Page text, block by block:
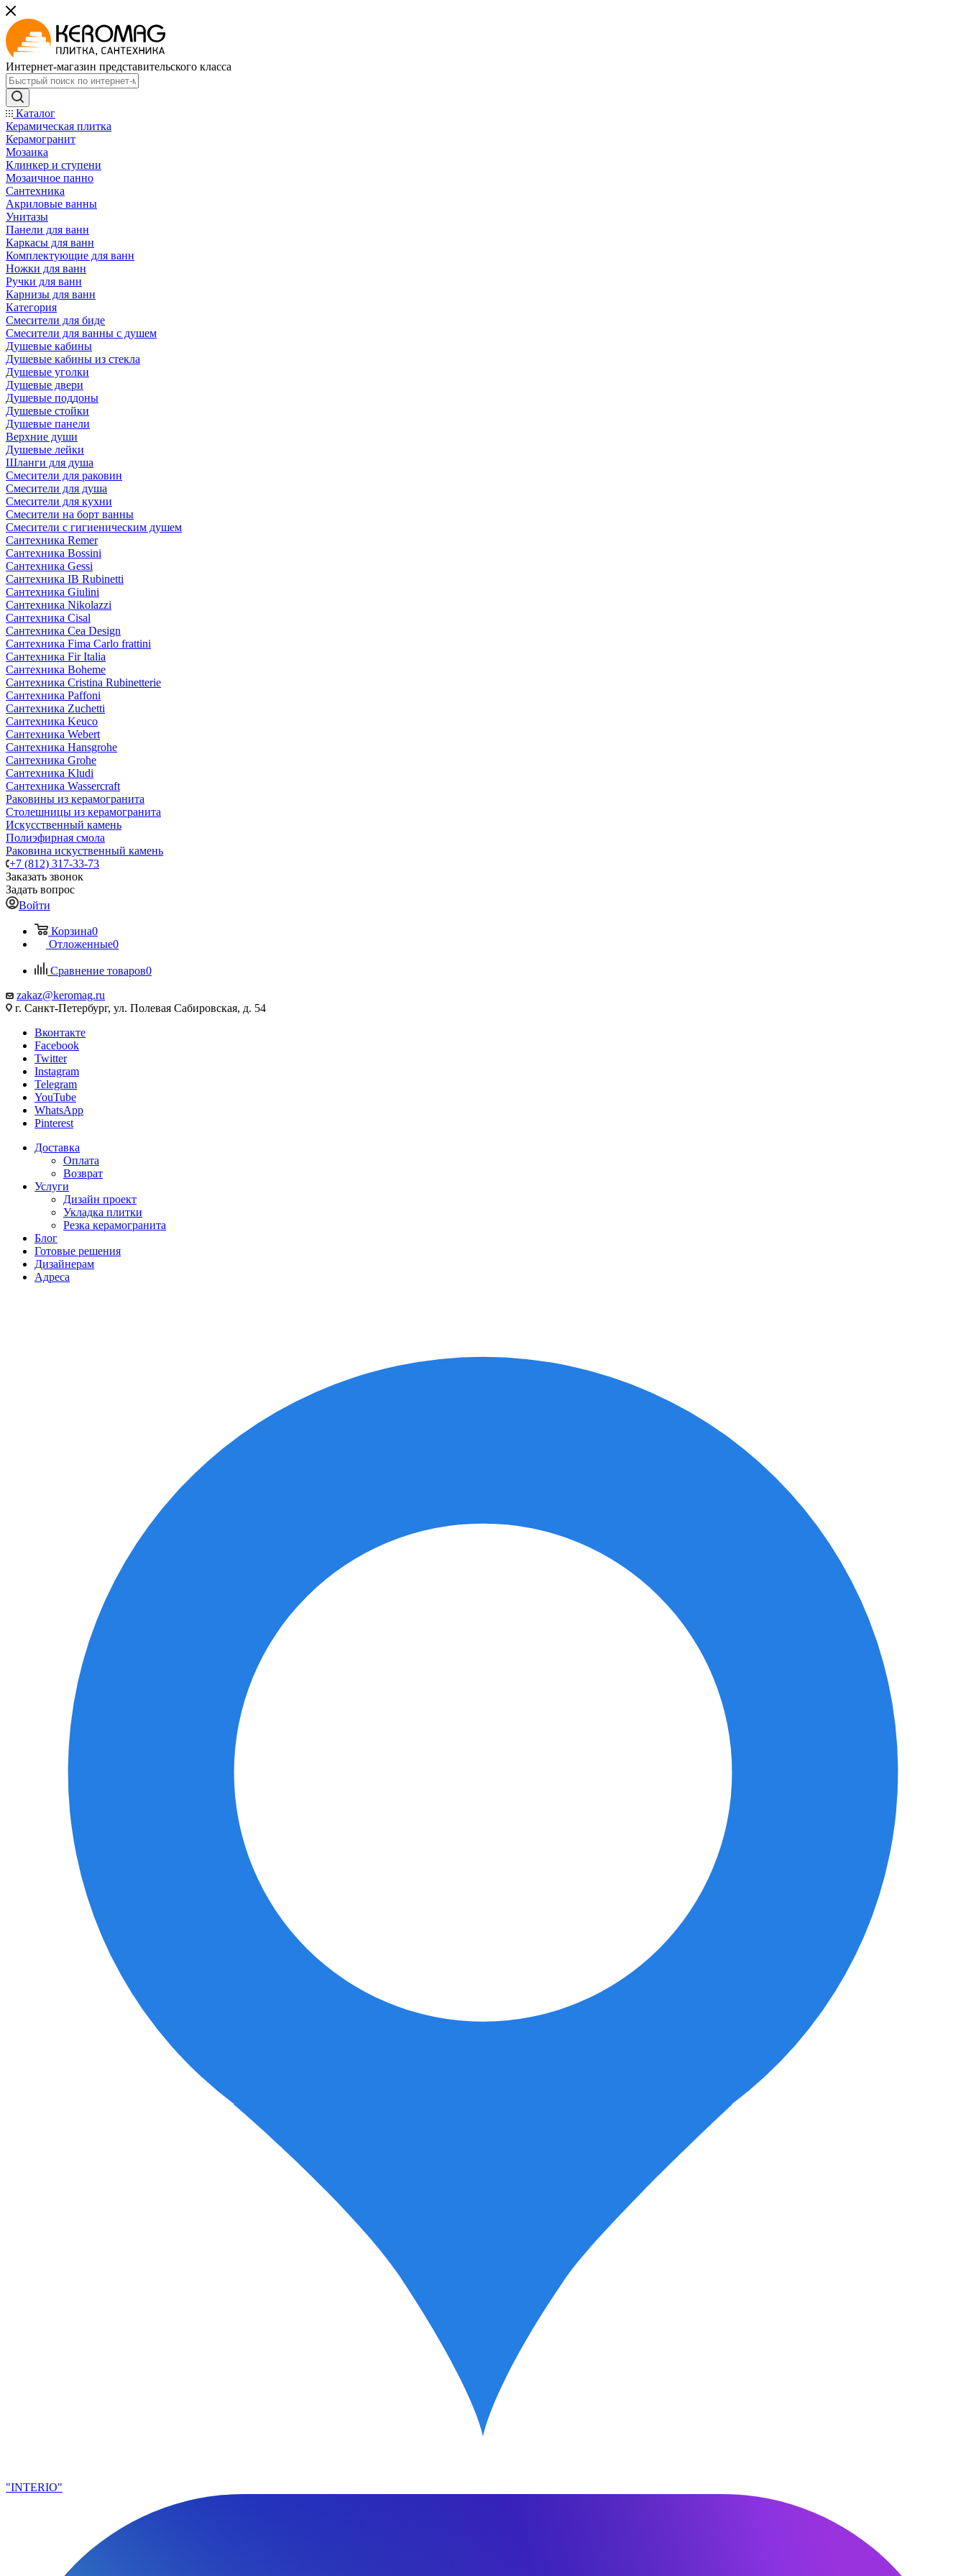
Интернет-магазин представительского класса
Каталог
Керамическая плитка
Керамогранит
Мозаика
Клинкер и ступени
Мозаичное панно
Сантехника
Акриловые ванны
Унитазы
Панели для ванн
Каркасы для ванн
Комплектующие для ванн
Ножки для ванн
Ручки для ванн
Карнизы для ванн
Категория
Смесители для биде
Смесители для ванны с душем
Душевые кабины
Душевые кабины из стекла
Душевые уголки
Душевые двери
Душевые поддоны
Душевые стойки
Душевые панели
Верхние души
Душевые лейки
Шланги для душа
Смесители для раковин
Смесители для душа
Смесители для кухни
Смесители на борт ванны
Смесители с гигиеническим душем
Сантехника Remer
Сантехника Bossini
Сантехника Gessi
Сантехника IB Rubinetti
Сантехника Giulini
Сантехника Nikolazzi
Сантехника Cisal
Сантехника Cea Design
Сантехника Fima Carlo frattini
Сантехника Fir Italia
Сантехника Boheme
Сантехника Cristina Rubinetterie
Сантехника Paffoni
Сантехника Zuchetti
Сантехника Keuco
Сантехника Webert
Сантехника Hansgrohe
Сантехника Grohe
Сантехника Kludi
Сантехника Wassercraft
Раковины из керамогранита
Столешницы из керамогранита
Искусственный камень
Полиэфирная смола
Раковина искуственный камень
+7 (812) 317-33-73
Заказать звонок
Задать вопрос
Войти
Корзина0
Отложенные0
Сравнение товаров0
zakaz@keromag.ru
г. Санкт-Петербург, ул. Полевая Сабировская, д. 54
Вконтакте
Facebook
Twitter
Instagram
Telegram
YouTube
WhatsApp
Pinterest
Доставка
Оплата
Возврат
Услуги
Дизайн проект
Укладка плитки
Резка керамогранита
Блог
Готовые решения
Дизайнерам
Адреса
"INTERIO"